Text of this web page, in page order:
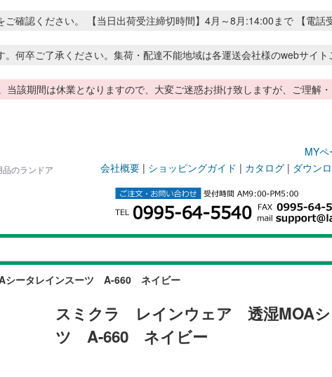
ご確認ください。 【当日出荷受注締切時間】4月～8月:14:00まで 【電
何卒ご了承ください。集荷・配達不能地域は各運送会社様のwebサイト
該期間は休業となりますので、大変ご迷惑お掛け致しますが、ご理解・
MYペ
のランドア
会社概要 | ショッピングガイド | カタログ | ダウン
ータレインスーツ A-660 ネイビー
スミクラ レインウェア 透湿MOAシ
ツ A-660 ネイビー